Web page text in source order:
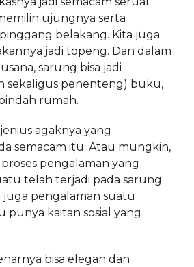
ujungnya serta
belakang. Kita juga
jadi topeng. Dan dalam
sarung bisa jadi
sekaligus penenteng) buku,
rumah.
agaknya yang
semacam itu. Atau mungkin,
pengalaman yang
telah terjadi pada sarung.
juga pengalaman suatu
punya kaitan sosial yang
bisa elegan dan